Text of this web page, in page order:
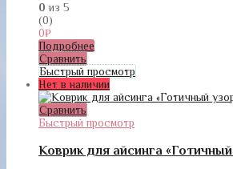
0 из 5
(0)
0₽
Подробнее
Сравнить
Быстрый просмотр
Нет в наличии
Сравнить
Быстрый просмотр
Коврик для айсинга